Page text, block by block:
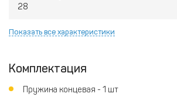
28
Показать все характеристики
Комплектация
Пружина концевая - 1 шт